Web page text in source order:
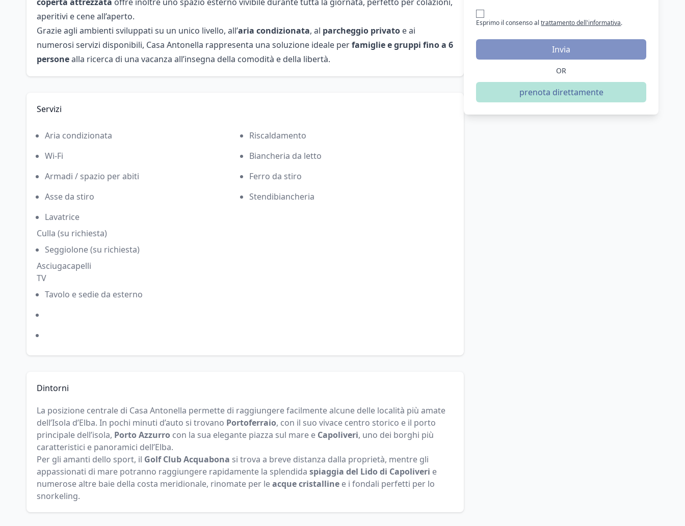
aperitivi e cene all’aperto.
Grazie agli ambienti sviluppati su un unico livello, all’aria condizionata, al parcheggio privato e ai
numerosi servizi disponibili, Casa Antonella rappresenta una soluzione ideale perfamiglie e gruppi fino a 6
personealla ricerca di una vacanza all’insegna della comodità e della libertà.
Servizi
Aria condizionata
Riscaldamento
Wi-Fi
Biancheria da letto
Armadi / spazio per abiti
Ferro da stiro
Asse da stiro
Stendibiancheria
Lavatrice
Culla (su richiesta)
Seggiolone (su richiesta)
Asciugacapelli
TV
Tavolo e sedie da esterno
Dintorni
La posizione centrale di Casa Antonella permette di raggiungere facilmente alcune delle località più amate
dell’Isola d’Elba. In pochi minuti d’auto si trovano Portoferraio, con il suo vivace centro storico e il porto
principale dell’isola, Porto Azzurro con la sua elegante piazza sul mare e Capoliveri, uno dei borghi più
caratteristici e panoramici dell’Elba.
Per gli amanti dello sport, il Golf Club Acquabona si trova a breve distanza dalla proprietà, mentre gli
appassionati di mare potranno raggiungere rapidamente la splendida spiaggia del Lido di Capoliveri e
numerose altre baie della costa meridionale, rinomate per leacque cristalline e i fondali perfetti per lo
snorkeling.
Esprimo il consenso altrattamento dell'informativa.
Invia
OR
prenota direttamente